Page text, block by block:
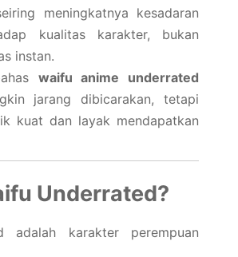
meningkatnya kesadaran
kualitas karakter, bukan
instan.
waifu anime underrated
jarang dibicarakan, tetapi
kuat dan layak mendapatkan
Underrated?
adalah karakter perempuan